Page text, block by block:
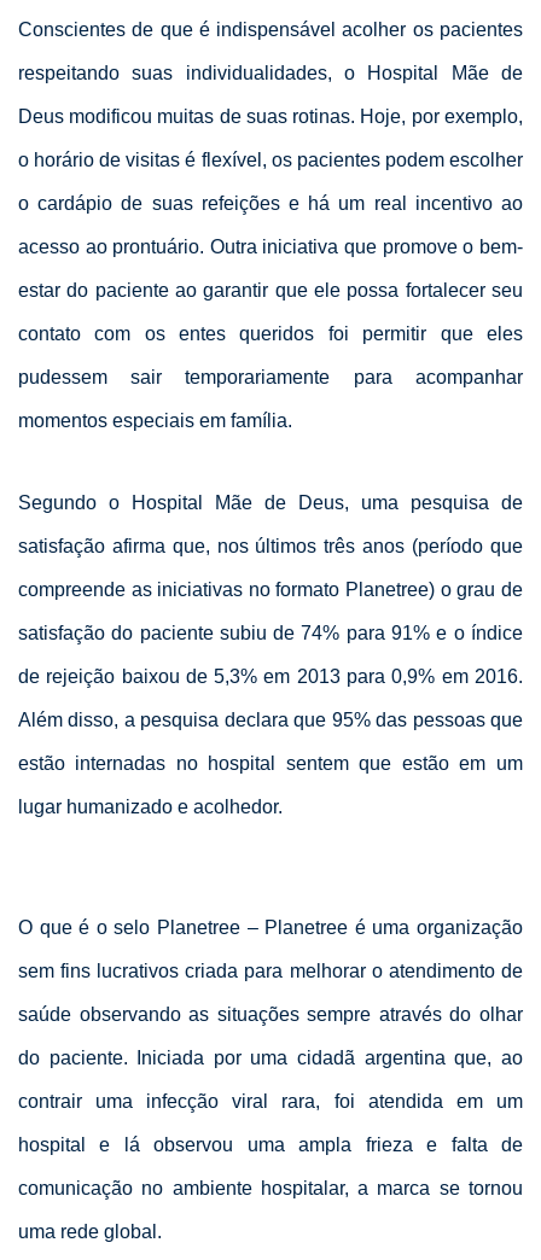
Conscientes de que é indispensável acolher os pacientes
respeitando suas individualidades, o Hospital Mãe de
Deus modificou muitas de suas rotinas. Hoje, por exemplo,
o horário de visitas é flexível, os pacientes podem escolher
o cardápio de suas refeições e há um real incentivo ao
acesso ao prontuário. Outra iniciativa que promove o bem-
estar do paciente ao garantir que ele possa fortalecer seu
contato com os entes queridos foi permitir que eles
pudessem sair temporariamente para acompanhar
momentos especiais em família.
Segundo o Hospital Mãe de Deus, uma pesquisa de
satisfação afirma que, nos últimos três anos (período que
compreende as iniciativas no formato Planetree) o grau de
satisfação do paciente subiu de 74% para 91% e o índice
de rejeição baixou de 5,3% em 2013 para 0,9% em 2016.
Além disso, a pesquisa declara que 95% das pessoas que
estão internadas no hospital sentem que estão em um
lugar humanizado e acolhedor.
O que é o selo Planetree – Planetree é uma organização
sem fins lucrativos criada para melhorar o atendimento de
saúde observando as situações sempre através do olhar
do paciente. Iniciada por uma cidadã argentina que, ao
contrair uma infecção viral rara, foi atendida em um
hospital e lá observou uma ampla frieza e falta de
comunicação no ambiente hospitalar, a marca se tornou
uma rede global.